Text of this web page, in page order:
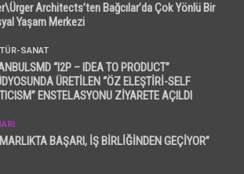
Architects’ten Bağcılar’da Çok Yönlü Bir
Yaşam Merkezi
SANAT
“I2P – IDEA TO PRODUCT”
ÜRETİLEN “ÖZ ELEŞTİRİ-SELF
ENSTELASYONU ZİYARETE AÇILDI
BAŞARI, İŞ BİRLİĞİNDEN GEÇİYOR”